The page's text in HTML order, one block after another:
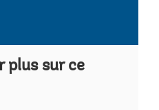
ses priorités, pour
de santé
les besoins des
leur vie. Une
plus sur ce